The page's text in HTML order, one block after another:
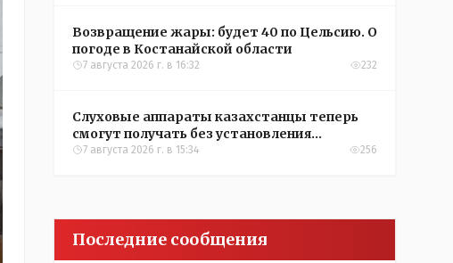
Возвращение жары: будет 40 по Цельсию. О
погоде в Костанайской области
7 августа 2026 г. в 16:32 232
Слуховые аппараты казахстанцы теперь
смогут получать без установления
инвалидности
7 августа 2026 г. в 15:34 256
Последние сообщения